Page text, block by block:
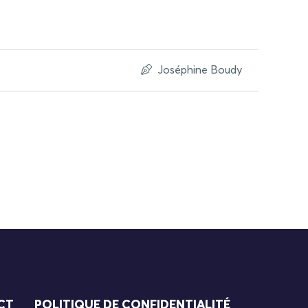
Joséphine Boudy
POLITIQUE DE CONFIDENTIALITÉ